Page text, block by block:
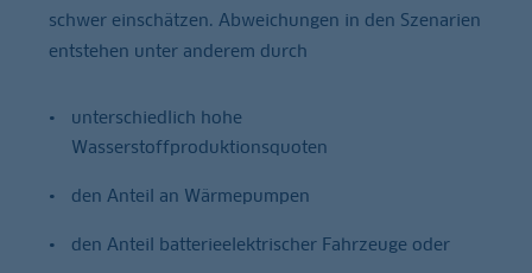
schwer einschätzen. Abweichungen in den Szenarien
entstehen unter anderem durch
unterschiedlich hohe
Wasserstoffproduktionsquoten
den Anteil an Wärmepumpen
den Anteil batterieelektrischer Fahrzeuge oder